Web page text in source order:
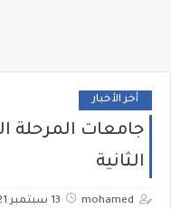
أخر الأخبار
جامعات المرحلة
الثانية
mohamed 13 سبتمبر 2021